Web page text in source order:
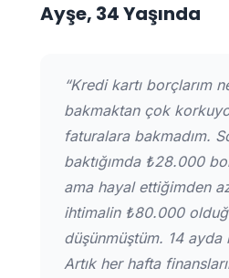
Ayşe, 34 Yaşında
“Kredi kartı borçlarım
bakmaktan çok
faturalara bakmadım.
baktığımda ₺28.000
ama hayal ettiğimden
ihtimalin ₺80.000
düşünmüştüm. 14 ayda
Artık her hafta